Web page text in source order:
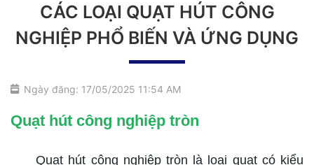
CÁC LOẠI QUẠT HÚT CÔNG
NGHIỆP PHỔ BIẾN VÀ ỨNG DỤNG
Ngày đăng: 17/05/2025 11:54 AM
Quạt hút công nghiệp tròn
Quạt hút công nghiệp tròn là loại quạt có kiểu